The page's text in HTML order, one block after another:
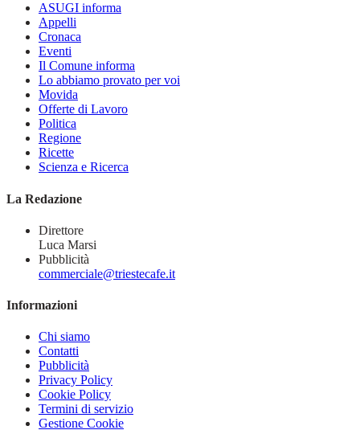
ASUGI informa
Appelli
Cronaca
Eventi
Il Comune informa
Lo abbiamo provato per voi
Movida
Offerte di Lavoro
Politica
Regione
Ricette
Scienza e Ricerca
La Redazione
Direttore
Luca Marsi
Pubblicità
commerciale@triestecafe.it
Informazioni
Chi siamo
Contatti
Pubblicità
Privacy Policy
Cookie Policy
Termini di servizio
Gestione Cookie